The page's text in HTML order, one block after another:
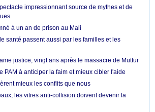
impressionnant source de mythes et de
à un an de prison au Mali
santé passent aussi par les familles et les
justice, vingt ans après le massacre de Muttur
PAM à anticiper la faim et mieux cibler l'aide
mieux les conflits que nous
les vitres anti-collision doivent devenir la